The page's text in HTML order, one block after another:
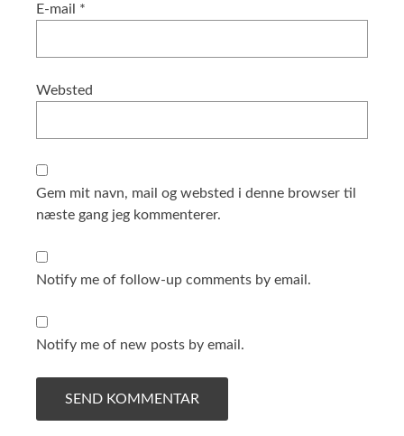
E-mail *
Websted
Gem mit navn, mail og websted i denne browser til
næste gang jeg kommenterer.
Notify me of follow-up comments by email.
Notify me of new posts by email.